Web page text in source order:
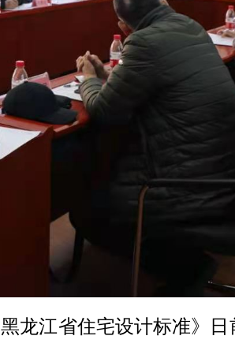
龙江省住宅设计标准》